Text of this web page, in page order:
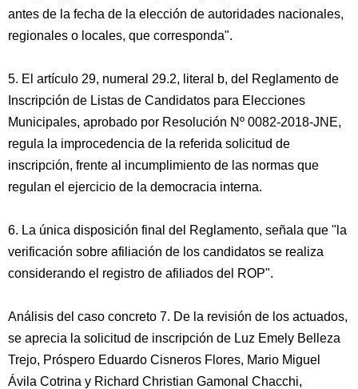
antes de la fecha de la elección de autoridades nacionales,
regionales o locales, que corresponda".
5. El artículo 29, numeral 29.2, literal b, del Reglamento de
Inscripción de Listas de Candidatos para Elecciones
Municipales, aprobado por Resolución Nº 0082-2018-JNE,
regula la improcedencia de la referida solicitud de
inscripción, frente al incumplimiento de las normas que
regulan el ejercicio de la democracia interna.
6. La única disposición final del Reglamento, señala que "la
verificación sobre afiliación de los candidatos se realiza
considerando el registro de afiliados del ROP".
Análisis del caso concreto 7. De la revisión de los actuados,
se aprecia la solicitud de inscripción de Luz Emely Belleza
Trejo, Próspero Eduardo Cisneros Flores, Mario Miguel
Ávila Cotrina y Richard Christian Gamonal Chacchi,